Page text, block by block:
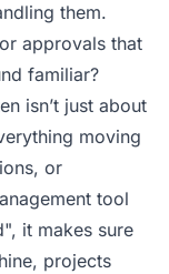
them.
approvals that
familiar?
isn’t just about
moving
or
tool
it makes sure
projects